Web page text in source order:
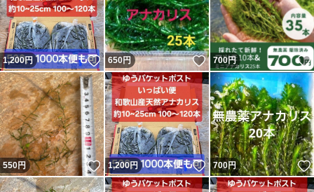
1,200円 いいね！
650円 いいね！
700円
550円 いいね！
1,200円 いいね！
700円